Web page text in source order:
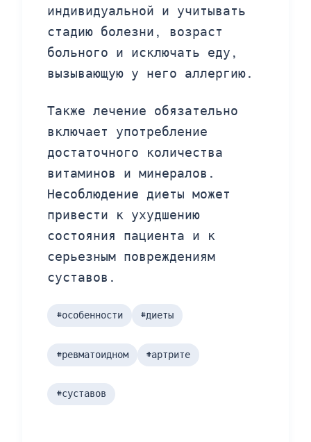
индивидуальной и учитывать
стадию болезни, возраст
больного и исключать еду,
вызывающую у него аллергию.
Также лечение обязательно
включает употребление
достаточного количества
витаминов и минералов.
Несоблюдение диеты может
привести к ухудшению
состояния пациента и к
серьезным повреждениям
суставов.
#особенности #диеты
#ревматоидном #артрите
#суставов